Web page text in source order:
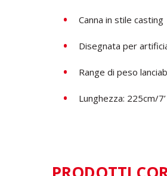
Canna in stile casting
Disegnata per
Range di peso
Lunghezza: 225cm/7’